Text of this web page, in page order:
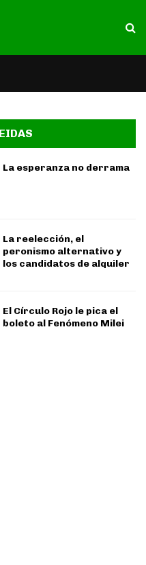
La esperanza no derrama
La reelección, el
peronismo alternativo y
los candidatos de alquiler
El Círculo Rojo le pica el
boleto al Fenómeno Milei